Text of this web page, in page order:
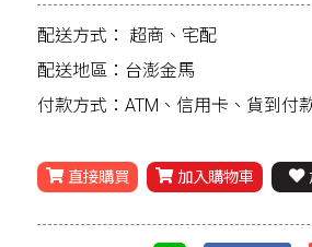
配送方式： 超商、宅配
配送地區：台澎金馬
付款方式：ATM、信用卡、貨到付
直接購買 加入購物車